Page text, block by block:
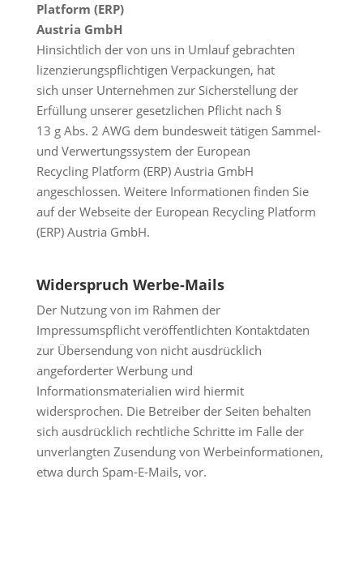
Platform (ERP)
Austria GmbH
Hinsichtlich der von uns in Umlauf gebrachten
lizenzierungspflichtigen Verpackungen, hat
sich unser Unternehmen zur Sicherstellung der
Erfüllung unserer gesetzlichen Pflicht nach §
13 g Abs. 2 AWG dem bundesweit tätigen Sammel-
und Verwertungssystem der European
Recycling Platform (ERP) Austria GmbH
angeschlossen. Weitere Informationen finden Sie
auf der Webseite der European Recycling Platform
(ERP) Austria GmbH.
Widerspruch Werbe-Mails
Der Nutzung von im Rahmen der
Impressumspflicht veröffentlichten Kontaktdaten
zur Übersendung von nicht ausdrücklich
angeforderter Werbung und
Informationsmaterialien wird hiermit
widersprochen. Die Betreiber der Seiten behalten
sich ausdrücklich rechtliche Schritte im Falle der
unverlangten Zusendung von Werbeinformationen,
etwa durch Spam-E-Mails, vor.